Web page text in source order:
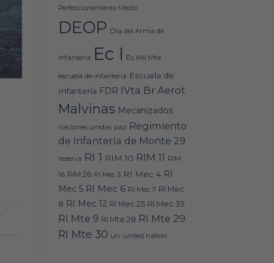
Perfeccionamiento Medio
DEOP Día del Arma de
Infantería Ec I Ec Mil Mte
escuela de infanteria Escuela de
Infantería FDR IVta Br Aerot
Malvinas Mecanizados
naciones unidas paz Regimiento
de Infantería de Monte 29
reserva RI 1 RIM 10 RIM 11 RIM
16 RIM 26 RI Mec 3 RI Mec 4 RI
Mec 5 RI Mec 6 RI Mec 7 RI Mec
8 RI Mec 12 RI Mec 25 RI Mec 35
RI Mte 9 RI Mte 28 RI Mte 29
RI Mte 30 un united nation